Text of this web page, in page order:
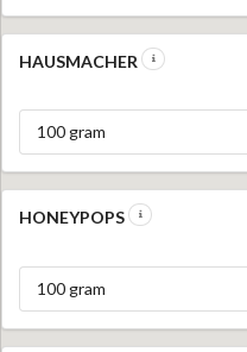
HAUSMACHER
100 gram
HONEYPOPS
100 gram